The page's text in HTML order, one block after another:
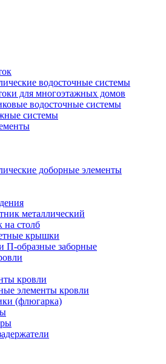
водосточные системы
для многоэтажных домов
водосточные системы
системы
доборные элементы
металлический
на столб
крышки
П-образные заборные
кровли
элементы кровли
(флюгарка)